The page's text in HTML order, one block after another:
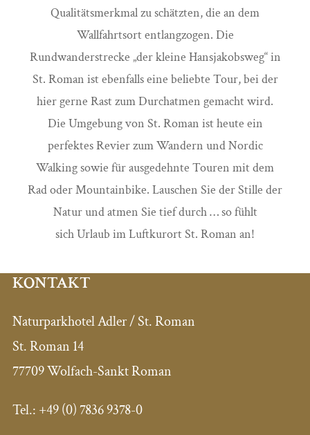
Qualitätsmerkmal zu schätzten, die an dem
Wallfahrtsort entlangzogen. Die
Rundwanderstrecke „der kleine Hansjakobsweg“ in
St. Roman ist ebenfalls eine beliebte Tour, bei der
hier gerne Rast zum Durchatmen gemacht wird.
Die Umgebung von St. Roman ist heute ein
perfektes Revier zum Wandern und Nordic
Walking sowie für ausgedehnte Touren mit dem
Rad oder Mountainbike. Lauschen Sie der Stille der
Natur und atmen Sie tief durch … so fühlt
sich Urlaub im Luftkurort St. Roman an!
KONTAKT
Naturparkhotel Adler / St. Roman
St. Roman 14
77709 Wolfach-Sankt Roman
Tel.: +49 (0) 7836 9378-0